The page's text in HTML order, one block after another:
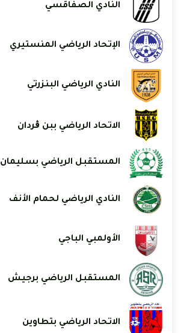
النادي الصفاقسي
الإتحاد الرياضي المنستيري
النادي الرياضي البنزرتي
الاتحاد الرياضي ببن ڨردان
المستقبل الرياضي بسليمان
النادي الرياضي لحمام الأنف
الأولمبي الباجي
المستقبل الرياضي برجيش
الاتحاد الرياضي بتطاوين